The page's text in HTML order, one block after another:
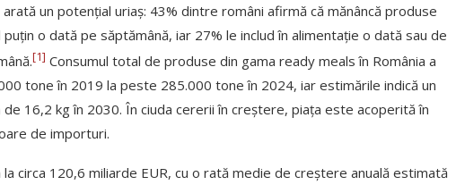
un potențial uriaș: 43% dintre români afirmă că mănâncă produse
o dată pe săptămână, iar 27% le includ în alimentație o dată sau de
[1] Consumul total de produse din gama ready meals în România a
tone în 2019 la peste 285.000 tone în 2024, iar estimările indică un
16,2 kg în 2030. În ciuda cererii în creștere, piața este acoperită în
de importuri.
circa 120,6 miliarde EUR, cu o rată medie de creștere anuală estimată